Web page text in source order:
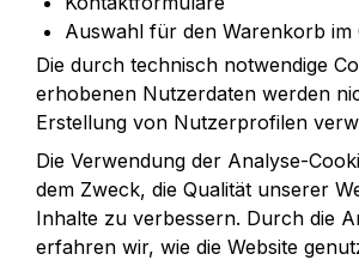
Auswahl für den Warenkorb im
Die durch technisch notwendige
erhobenen Nutzerdaten werden
Erstellung von Nutzerprofilen
Die Verwendung der Analyse-
dem Zweck, die Qualität unserer
Inhalte zu verbessern. Durch die
erfahren wir, wie die Website